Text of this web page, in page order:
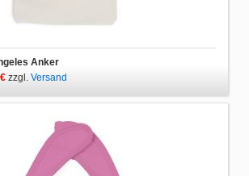
Anker
zzgl. Versand